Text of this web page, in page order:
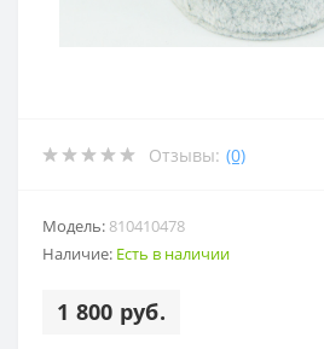
Отзывы: (0)
Модель: 810410478
Наличие: Есть в наличии
1 800 руб.